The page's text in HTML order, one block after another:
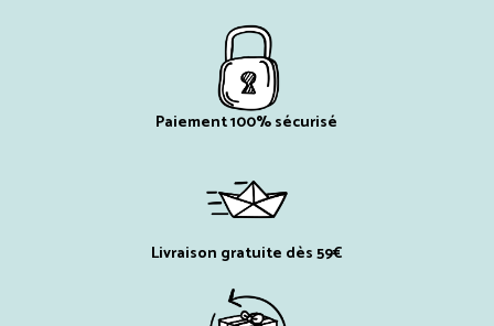
Paiement 100% sécurisé
Livraison gratuite dès 59€